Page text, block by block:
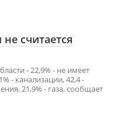
считается
- 22,9% - не имеет
- канализации, 42,4 -
21,9% - газа, сообщает